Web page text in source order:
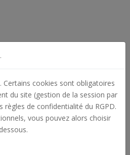
Certains cookies sont obligatoires
du site (gestion de la session par
règles de confidentialité du RGPD.
vous pouvez alors choisir